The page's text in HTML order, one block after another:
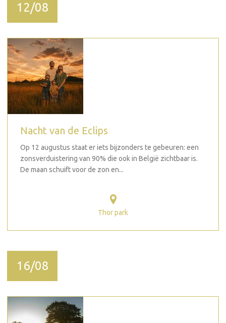
12/08
Nacht van de Eclips
Op 12 augustus staat er iets bijzonders te gebeuren: een
zonsverduistering van 90% die ook in België zichtbaar is.
De maan schuift voor de zon en...
Thor park
16/08